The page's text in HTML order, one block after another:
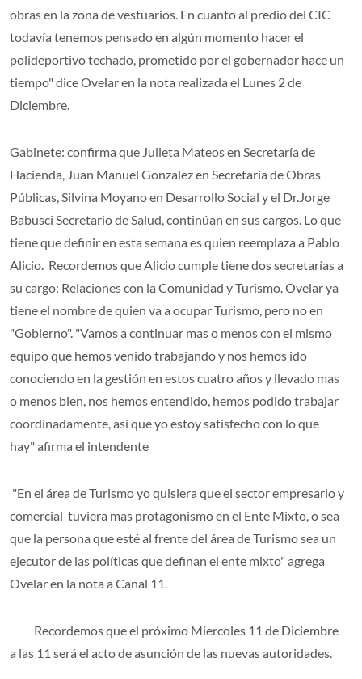
obras en la zona de vestuarios. En cuanto al predio del CIC
todavía tenemos pensado en algún momento hacer el
polideportivo techado, prometido por el gobernador hace un
tiempo" dice Ovelar en la nota realizada el Lunes 2 de
Diciembre.
Gabinete: confirma que Julieta Mateos en Secretaría de
Hacienda, Juan Manuel Gonzalez en Secretaría de Obras
Públicas, Silvina Moyano en Desarrollo Social y el Dr.Jorge
Babusci Secretario de Salud, continúan en sus cargos. Lo que
tiene que definir en esta semana es quien reemplaza a Pablo
Alicio. Recordemos que Alicio cumple tiene dos secretarías a
su cargo: Relaciones con la Comunidad y Turismo. Ovelar ya
tiene el nombre de quien va a ocupar Turismo, pero no en
"Gobierno". "Vamos a continuar mas o menos con el mismo
equipo que hemos venido trabajando y nos hemos ido
conociendo en la gestión en estos cuatro años y llevado mas
o menos bien, nos hemos entendido, hemos podido trabajar
coordinadamente, asi que yo estoy satisfecho con lo que
hay" afirma el intendente
"En el área de Turismo yo quisiera que el sector empresario y
comercial tuviera mas protagonismo en el Ente Mixto, o sea
que la persona que esté al frente del área de Turismo sea un
ejecutor de las políticas que definan el ente mixto" agrega
Ovelar en la nota a Canal 11.
Recordemos que el próximo Miercoles 11 de Diciembre
a las 11 será el acto de asunción de las nuevas autoridades.